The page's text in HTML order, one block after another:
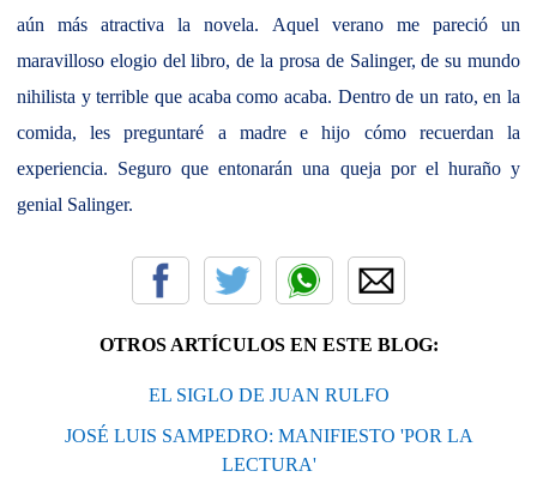
aún más atractiva la novela. Aquel verano me pareció un
maravilloso elogio del libro, de la prosa de Salinger, de su mundo
nihilista y terrible que acaba como acaba. Dentro de un rato, en la
comida, les preguntaré a madre e hijo cómo recuerdan la
experiencia. Seguro que entonarán una queja por el huraño y
genial Salinger.
OTROS ARTÍCULOS EN ESTE BLOG:
EL SIGLO DE JUAN RULFO
JOSÉ LUIS SAMPEDRO: MANIFIESTO 'POR LA
LECTURA'